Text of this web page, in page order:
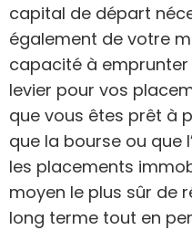
capital de départ
également de votre
capacité à emprunter
levier pour vos
que vous êtes prêt à
que la bourse ou que
les placements
moyen le plus sûr de
long terme tout en